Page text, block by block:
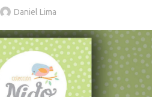
Daniel Lima